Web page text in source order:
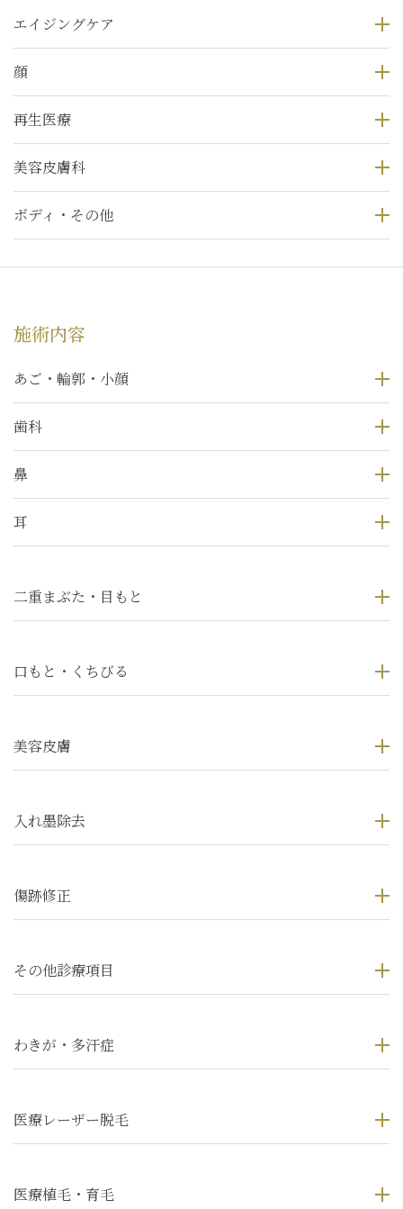
エイジングケア
顔
再生医療
美容皮膚科
ボディ・その他
施術内容
あご・輪郭・小顔
歯科
鼻
耳
二重まぶた・目もと
口もと・くちびる
美容皮膚
入れ墨除去
傷跡修正
その他診療項目
わきが・多汗症
医療レーザー脱毛
医療植毛・育毛